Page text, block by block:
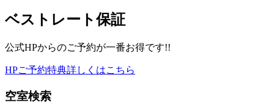
ベストレート保証
公式HPからのご予約が一番お得です!!
HPご予約特典詳しくはこちら
空室検索